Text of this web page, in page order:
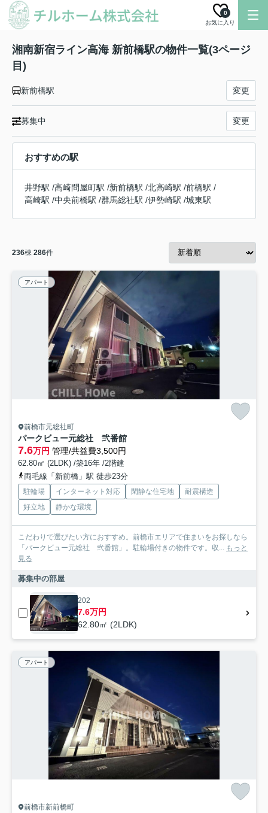
お気に入り
0
湘南新宿ライン高海 新前橋駅の物件一覧(3ページ
目)
新前橋駅 変更
募集中 変更
おすすめの駅
井野駅 /高崎問屋町駅 /新前橋駅 /北高崎駅 /前橋駅 /
高崎駅 /中央前橋駅 /群馬総社駅 /伊勢崎駅 /城東駅
236棟 286件
アパート
前橋市元総社町
パークビュー元総社 弐番館
7.6万円 管理/共益費3,500円
62.80㎡ (2LDK) /築16年 /2階建
両毛線「新前橋」駅 徒歩23分
駐輪場 インターネット対応 閑静な住宅地
耐震構造
好立地
静かな環境
こだわりで選びたい方におすすめ。前橋市エリアで住まいをお探しなら
「パークビュー元総社 弐番館」。駐輪場付きの物件です。収... もっと
見る
募集中の部屋
202
7.6万円
62.80㎡ (2LDK)
アパート
前橋市新前橋町